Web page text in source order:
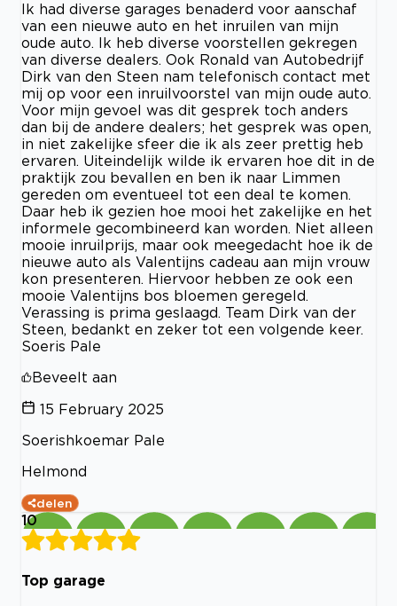
Ik had diverse garages benaderd voor aanschaf
van een nieuwe auto en het inruilen van mijn
oude auto. Ik heb diverse voorstellen gekregen
van diverse dealers. Ook Ronald van Autobedrijf
Dirk van den Steen nam telefonisch contact met
mij op voor een inruilvoorstel van mijn oude auto.
Voor mijn gevoel was dit gesprek toch anders
dan bij de andere dealers; het gesprek was open,
in niet zakelijke sfeer die ik als zeer prettig heb
ervaren. Uiteindelijk wilde ik ervaren hoe dit in de
praktijk zou bevallen en ben ik naar Limmen
gereden om eventueel tot een deal te komen.
Daar heb ik gezien hoe mooi het zakelijke en het
informele gecombineerd kan worden. Niet alleen
mooie inruilprijs, maar ook meegedacht hoe ik de
nieuwe auto als Valentijns cadeau aan mijn vrouw
kon presenteren. Hiervoor hebben ze ook een
mooie Valentijns bos bloemen geregeld.
Verassing is prima geslaagd. Team Dirk van der
Steen, bedankt en zeker tot een volgende keer.
Soeris Pale
Beveelt aan
15 February 2025
Soerishkoemar Pale
Helmond
delen
10
Top garage